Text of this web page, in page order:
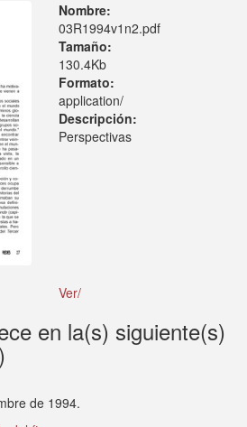
Nombre:
03R1994v1n2.pdf
Tamaño:
130.4Kb
Formato:
application/
Descripción:
Perspectivas
Ver/
en la(s) siguiente(s)
de 1994.